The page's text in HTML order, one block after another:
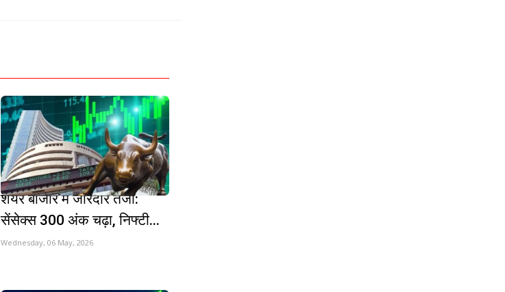
शेयर बाजार में जोरदार तेजी:
सेंसेक्स 300 अंक चढ़ा, निफ्टी...
Wednesday, 06 May, 2026